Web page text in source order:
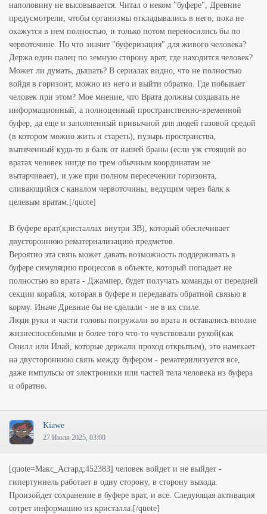
наполовину не высовывается. Читал о неком "буфере", Древние
предусмотрели, чтобы организмы откладывались в него, пока не
окажутся в нем полностью, и только потом переносились бы по
червоточине. Но что значит "буферизация" для живого человека?
Держа один палец по земную сторону врат, где находится человек?
Может ли думать, дышать? В сериалах видно, что не полностью
войдя в горизонт, можно из него и выйти обратно. Где побывает
человек при этом? Мое мнение, что Врата должны создавать не
информационный, а полноценный пространственно-временной
буфер, да еще и заполненный привычной для людей газовой средой
(в котором можно жить и стареть), пузырь пространства,
выпяченный куда-то в балк от нашей браны (если уж стоящий во
вратах человек нигде по трем обычным координатам не
вытарчивает), и уже при полном пересечении горизонта,
сливающийся с каналом червоточины, ведущим через балк к
целевым вратам.[/quote]
В буфере врат(кристаллах внутри ЗВ), который обеспечивает
двустороннюю рематериализацию предметов.
Вероятно эта связь может давать возможность поддерживать в
буфере симуляцию процессов в объекте, который попадает не
полностью во врата - Джампер, будет получать команды от передней
секции корабля, которая в буфере и передавать обратной связью в
корму. Иначе Древние бы не сделали - не в их стиле.
Люди руки и части головы погружали во врата и оставались вполне
жизнеспособными и более того что-то чувствовали рукой(как
Онилл или Илай, которые держали проход открытым), это намекает
на двустороннюю связь между буфером - рематерилизуется все,
даже импульсы от электроники или частей тела человека из буфера
и обратно.
Kiawe
27 Июля 2025, 03:00
[quote=Макс_Асгард;452383] человек войдет и не выйдет -
гипертуннель работает в одну сторону, в сторону выхода.
Произойдет сохранение в буфере врат, и все. Следующая активация
сотрет информацию из кристалла.[/quote]